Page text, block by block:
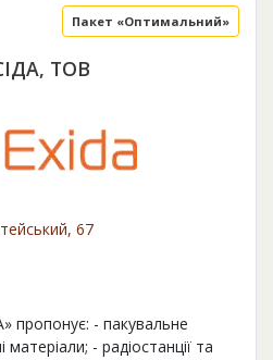
ТОВ
Пакет «Оптимальний»
67
пропонує: - пакувальне
- радіостанції та